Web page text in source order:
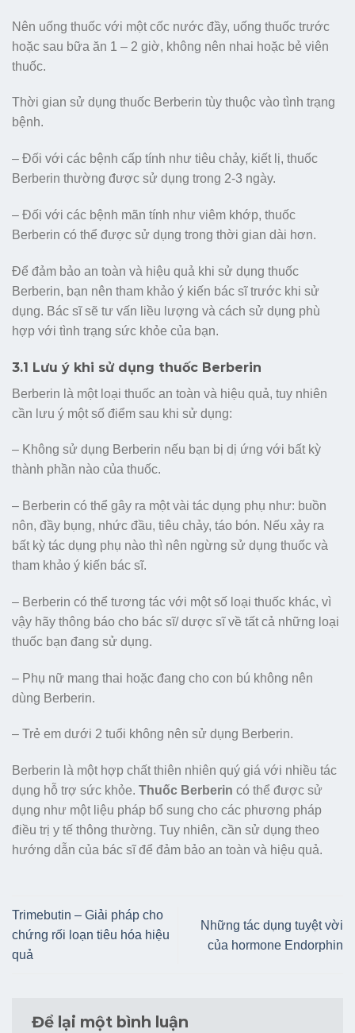
Nên uống thuốc với một cốc nước đầy, uống thuốc trước
hoặc sau bữa ăn 1 – 2 giờ, không nên nhai hoặc bẻ viên
thuốc.
Thời gian sử dụng thuốc Berberin tùy thuộc vào tình trạng
bệnh.
– Đối với các bệnh cấp tính như tiêu chảy, kiết lị, thuốc
Berberin thường được sử dụng trong 2-3 ngày.
– Đối với các bệnh mãn tính như viêm khớp, thuốc
Berberin có thể được sử dụng trong thời gian dài hơn.
Để đảm bảo an toàn và hiệu quả khi sử dụng thuốc
Berberin, bạn nên tham khảo ý kiến bác sĩ trước khi sử
dụng. Bác sĩ sẽ tư vấn liều lượng và cách sử dụng phù
hợp với tình trạng sức khỏe của bạn.
3.1 Lưu ý khi sử dụng thuốc Berberin
Berberin là một loại thuốc an toàn và hiệu quả, tuy nhiên
cần lưu ý một số điểm sau khi sử dụng:
– Không sử dụng Berberin nếu bạn bị dị ứng với bất kỳ
thành phần nào của thuốc.
– Berberin có thể gây ra một vài tác dụng phụ như: buồn
nôn, đầy bụng, nhức đầu, tiêu chảy, táo bón. Nếu xảy ra
bất kỳ tác dụng phụ nào thì nên ngừng sử dụng thuốc và
tham khảo ý kiến bác sĩ.
– Berberin có thể tương tác với một số loại thuốc khác, vì
vậy hãy thông báo cho bác sĩ/ dược sĩ về tất cả những loại
thuốc bạn đang sử dụng.
– Phụ nữ mang thai hoặc đang cho con bú không nên
dùng Berberin.
– Trẻ em dưới 2 tuổi không nên sử dụng Berberin.
Berberin là một hợp chất thiên nhiên quý giá với nhiều tác
dụng hỗ trợ sức khỏe. Thuốc Berberin có thể được sử
dụng như một liệu pháp bổ sung cho các phương pháp
điều trị y tế thông thường. Tuy nhiên, cần sử dụng theo
hướng dẫn của bác sĩ để đảm bảo an toàn và hiệu quả.
Trimebutin – Giải pháp cho
chứng rối loạn tiêu hóa hiệu
quả
Những tác dụng tuyệt vời
của hormone Endorphin
Để lại một bình luận